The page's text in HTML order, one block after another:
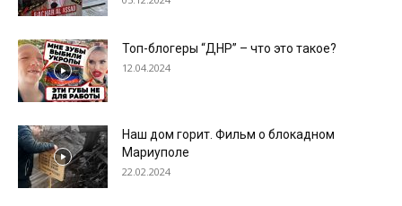
Топ-блогеры “ДНР” – что это такое?
12.04.2024
Наш дом горит. Фильм о блокадном
Мариуполе
22.02.2024